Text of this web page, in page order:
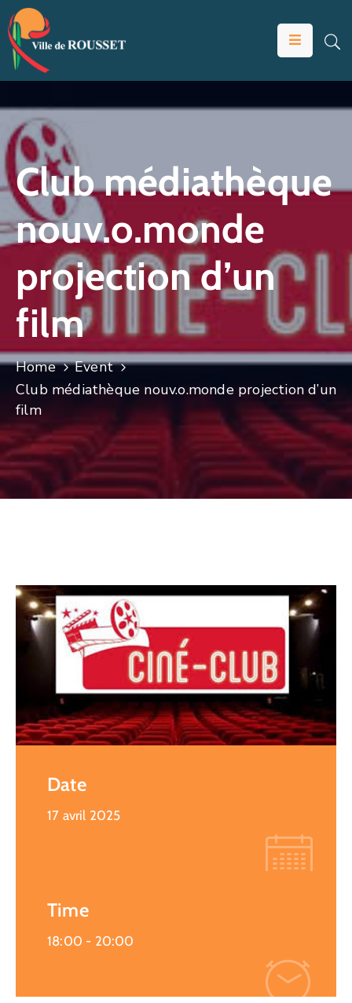
VOTRE
VIVRE
À
ROUSSET
ÉDUCATION
ET
JEUNESSE
SOLIDARITÉS
ÉCONOMIE
ANIMATION
CULTURE
SPORTS
Club médiathèque
nouv.o.monde
projection d’un
film
Home
Event
Club médiathèque nouv.o.monde projection d’un
film
Date
17 avril 2025
Time
18:00 - 20:00